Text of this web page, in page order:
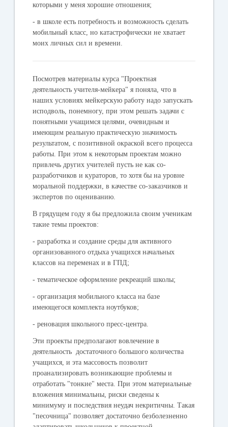
которыми у меня хорошие отношения;
- в школе есть потребность и возможность сделать
мобильный класс, но катастрофически не хватает
моих личных сил и времени.
Посмотрев материалы курса "Проектная
деятельность учителя-мейкера" я поняла, что в
наших условиях мейкерскую работу надо запускать
исподволь, понемногу, при этом решать задачи с
понятными учащимся целями, очевидным и
имеющим реальную практическую значимость
результатом, с позитивной окраской всего процесса
работы. При этом к некоторым проектам можно
привлечь других учителей пусть не как со-
разработчиков и кураторов, то хотя бы на уровне
моральной поддержки, в качестве со-заказчиков и
экспертов по оцениванию.
В грядущем году я бы предложила своим ученикам
такие темы проектов:
- разработка и создание среды для активного
организованного отдыха учащихся начальных
классов на переменах и в ГПД;
- тематическое оформление рекреаций школы;
- организация мобильного класса на базе
имеющегося комплекта ноутбуков;
- реновация школьного пресс-центра.
Эти проекты предполагают вовлечение в
деятельность достаточного большого количества
учащихся, и эта массовость позволит
проанализировать возникающие проблемы и
отработать "тонкие" места. При этом материальные
вложения минимальны, риски сведены к
минимуму и последствия неудач некритичны. Такая
"песочница" позволяет достаточно безболезненно